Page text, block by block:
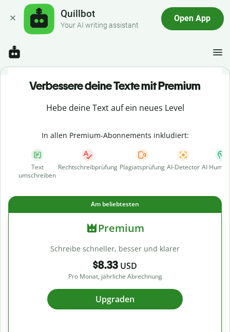
Quillbot
Your AI writing assistant
Open App
Verbessere deine Texte mit Premium
Hebe deine Text auf ein neues Level
In allen Premium-Abonnements inkludiert:
Text
umschreiben
Rechtschreibprüfung Plagiatsprüfung AI-Detector AI
Am beliebtesten
Premium
Schreibe schneller, besser und klarer
$8.33 USD
Pro Monat, jährliche Abrechnung
Upgraden